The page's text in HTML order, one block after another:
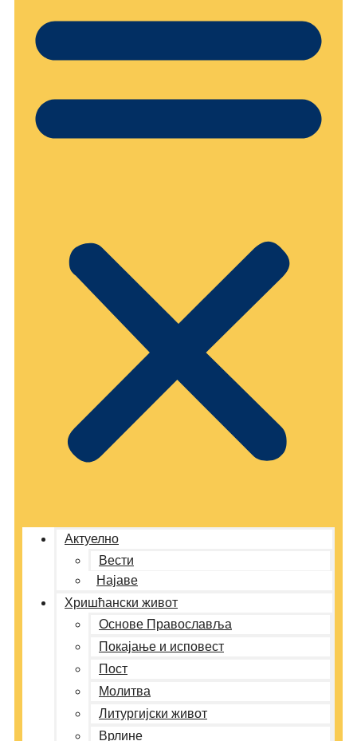
Актуелно
Вести
Најаве
Хришћански живот
Основе Православља
Покајање и исповест
Пост
Молитва
Литургијски живот
Врлине